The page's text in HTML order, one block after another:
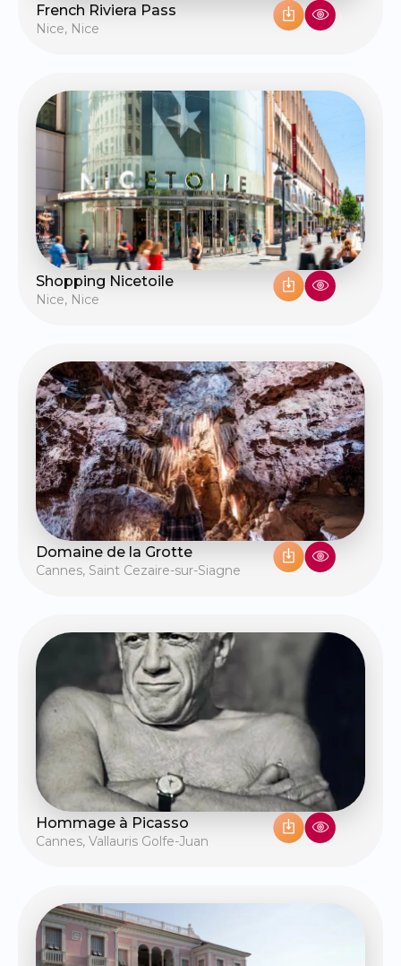
French Riviera Pass
Nice, Nice
Shopping Nicetoile
Nice, Nice
Domaine de la Grotte
Cannes, Saint Cezaire-sur-Siagne
Hommage à Picasso
Cannes, Vallauris Golfe-Juan